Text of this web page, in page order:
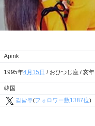
Apink
1995年4月15日 / おひつじ座 / 亥年
韓国
김남주(フォロワー数1387位)